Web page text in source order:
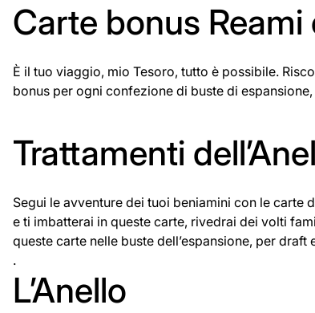
Carte bonus Reami
È il tuo viaggio, mio Tesoro, tutto è possibile.
bonus per ogni confezione di buste di
Trattamenti
Segui le avventure dei tuoi beniamini con le carte
e ti imbatterai in queste carte, rivedrai dei volti
queste carte nelle buste dell’espansione, per draft
.
L’Anello